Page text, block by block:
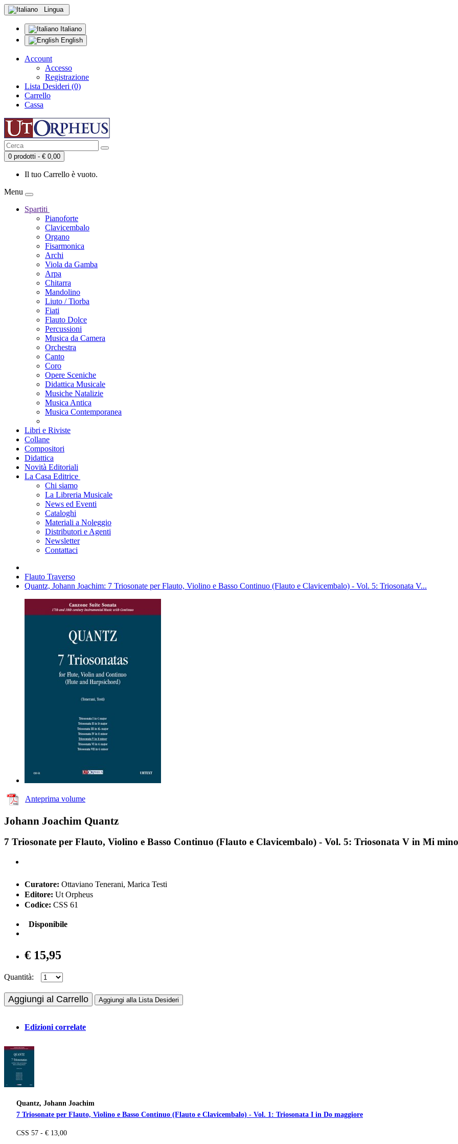
Lingua
Italiano
English
Account
Accesso
Registrazione
Lista Desideri (0)
Carrello
Cassa
0 prodotti - € 0,00
Il tuo Carrello è vuoto.
Menu
Spartiti
Pianoforte
Clavicembalo
Organo
Fisarmonica
Archi
Viola da Gamba
Arpa
Chitarra
Mandolino
Liuto / Tiorba
Fiati
Flauto Dolce
Percussioni
Musica da Camera
Orchestra
Canto
Coro
Opere Sceniche
Didattica Musicale
Musiche Natalizie
Musica Antica
Musica Contemporanea
Libri e Riviste
Collane
Compositori
Didattica
Novità Editoriali
La Casa Editrice
Chi siamo
La Libreria Musicale
News ed Eventi
Cataloghi
Materiali a Noleggio
Distributori e Agenti
Newsletter
Contattaci
Flauto Traverso
Quantz, Johann Joachim: 7 Triosonate per Flauto, Violino e Basso Continuo (Flauto e Clavicembalo) - Vol. 5: Triosonata V...
Anteprima volume
Johann Joachim Quantz
7 Triosonate per Flauto, Violino e Basso Continuo (Flauto e Clavicembalo) - Vol. 5: Triosonata V in Mi
Curatore: Ottaviano Tenerani, Marica Testi
Editore: Ut Orpheus
Codice: CSS 61
Disponibile
€ 15,95
Quantità:
Aggiungi al Carrello Aggiungi alla Lista Desideri
Edizioni correlate
Quantz, Johann Joachim
7 Triosonate per Flauto, Violino e Basso Continuo (Flauto e Clavicembalo) - Vol. 1: Triosonata I in Do maggiore
CSS 57 - € 13,00